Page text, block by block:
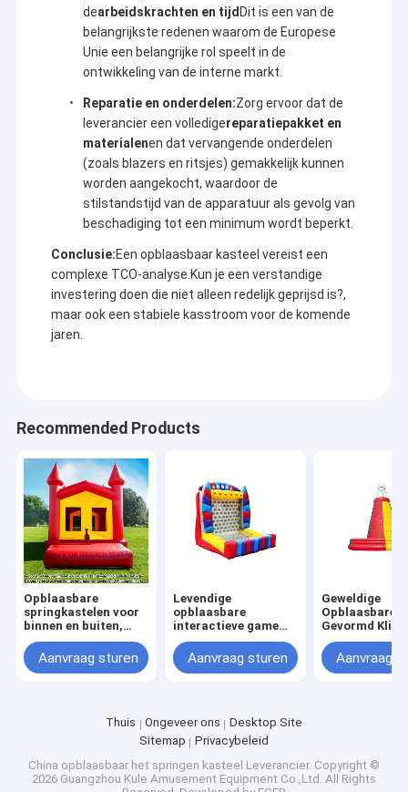
dearbeidskrachten en tijd Dit is een van de
belangrijkste redenen waarom de Europese
Unie een belangrijke rol speelt in de
ontwikkeling van de interne markt.
Reparatie en onderdelen:Zorg ervoor dat de
leverancier een volledigereparatiepakket en
materialenen dat vervangende onderdelen
(zoals blazers en ritsjes) gemakkelijk kunnen
worden aangekocht, waardoor de
stilstandstijd van de apparatuur als gevolg van
beschadiging tot een minimum wordt beperkt.
Conclusie:Een opblaasbaar kasteel vereist een
complexe TCO-analyse.Kun je een verstandige
investering doen die niet alleen redelijk geprijsd is?,
maar ook een stabiele kasstroom voor de komende
jaren.
Recommended Products
Opblaasbare
springkastelen voor
binnen en buiten,
rood, lichtgewicht,
opvouwbaar,
draagbaar, perfect
Aanvraag sturen
Levendige
opblaasbare
interactieve game
wall display met
interactief ontwerp
Aanvraag sturen
Geweldige
Opblaasbare
Gevormd
Item Kunst
Aanvraag
Thuis Ongeveer ons
Desktop Site
Sitemap
Privacybeleid
China opblaasbaar het springen kasteel Leverancier. Copyright ©
2026 Guangzhou Kule Amusement Equipment Co.,Ltd. All Rights